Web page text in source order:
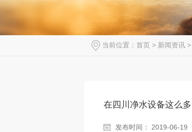
当前位置： 首页 > 新闻资讯 >
在四川净水设备这么
发布时间： 2019-06-19